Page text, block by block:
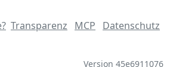
Transparenz MCP
Datenschutz
Version 45e6911076